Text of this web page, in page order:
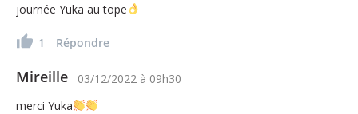
journée Yuka au tope
1 Répondre
Mireille 03/12/2022 à 09h30
merci Yuka